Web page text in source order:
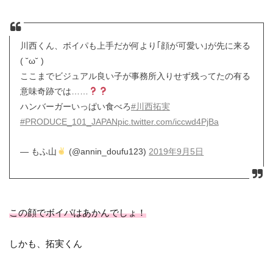
川西くん、ボイパも上手だが何より｢顔が可愛い｣が先に来る
( ˘ω˘ )
ここまでビジュアル良い子が事務所入りせず残ってたの有る
意味奇跡では……
ハンバーガーいっぱい食べろ#川西拓実
#PRODUCE_101_JAPANpic.twitter.com/iccwd4PjBa
— もふ山 (@annin_doufu123) 2019年9月5日
この顔でボイパはあかんでしょ！
しかも、拓実くん